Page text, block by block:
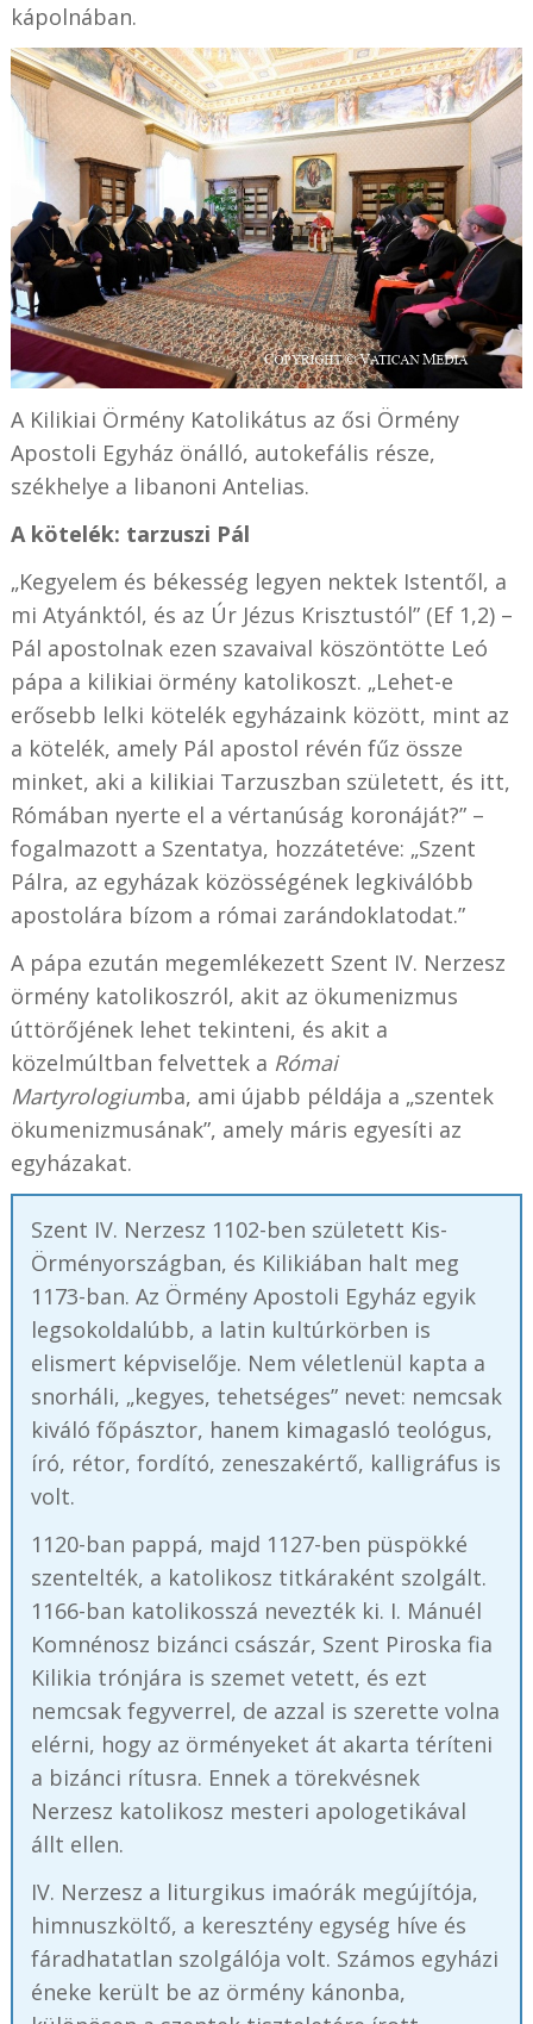
kápolnában.
A Kilikiai Örmény Katolikátus az ősi Örmény
Apostoli Egyház önálló, autokefális része,
székhelye a libanoni Antelias.
A kötelék: tarzuszi Pál
„Kegyelem és békesség legyen nektek Istentől, a
mi Atyánktól, és az Úr Jézus Krisztustól” (Ef 1,2) –
Pál apostolnak ezen szavaival köszöntötte Leó
pápa a kilikiai örmény katolikoszt. „Lehet-e
erősebb lelki kötelék egyházaink között, mint az
a kötelék, amely Pál apostol révén fűz össze
minket, aki a kilikiai Tarzuszban született, és itt,
Rómában nyerte el a vértanúság koronáját?” –
fogalmazott a Szentatya, hozzátetéve: „Szent
Pálra, az egyházak közösségének legkiválóbb
apostolára bízom a római zarándoklatodat.”
A pápa ezután megemlékezett Szent IV. Nerzesz
örmény katolikoszról, akit az ökumenizmus
úttörőjének lehet tekinteni, és akit a
közelmúltban felvettek a Római
Martyrologiumba, ami újabb példája a „szentek
ökumenizmusának”, amely máris egyesíti az
egyházakat.
Szent IV. Nerzesz 1102-ben született Kis-
Örményországban, és Kilikiában halt meg
1173-ban. Az Örmény Apostoli Egyház egyik
legsokoldalúbb, a latin kultúrkörben is
elismert képviselője. Nem véletlenül kapta a
snorháli, „kegyes, tehetséges” nevet: nemcsak
kiváló főpásztor, hanem kimagasló teológus,
író, rétor, fordító, zeneszakértő, kalligráfus is
volt.
1120-ban pappá, majd 1127-ben püspökké
szentelték, a katolikosz titkáraként szolgált.
1166-ban katolikosszá nevezték ki. I. Mánuél
Komnénosz bizánci császár, Szent Piroska fia
Kilikia trónjára is szemet vetett, és ezt
nemcsak fegyverrel, de azzal is szerette volna
elérni, hogy az örményeket át akarta téríteni
a bizánci rítusra. Ennek a törekvésnek
Nerzesz katolikosz mesteri apologetikával
állt ellen.
IV. Nerzesz a liturgikus imaórák megújítója,
himnuszköltő, a keresztény egység híve és
fáradhatatlan szolgálója volt. Számos egyházi
éneke került be az örmény kánonba,